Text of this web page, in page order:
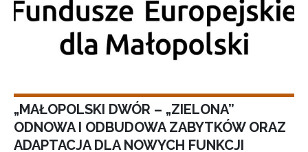
„MAŁOPOLSKI DWÓR – „ZIELONA”
ODNOWA I ODBUDOWA ZABYTKÓW ORAZ
ADAPTACJA DLA NOWYCH FUNKCJI